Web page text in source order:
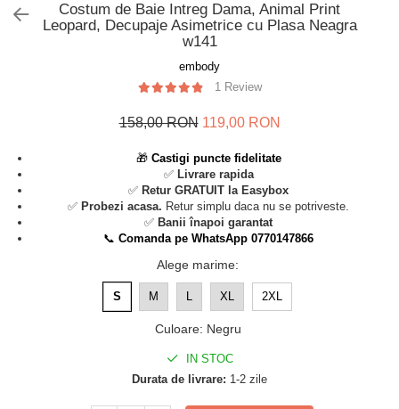
Costum de Baie Intreg Dama, Animal Print
Leopard, Decupaje Asimetrice cu Plasa Neagra
w141
embody
1 Review
158,00 RON 119,00 RON
🎁 Castigi puncte fidelitate
✅ Livrare rapida
✅ Retur GRATUIT la Easybox
✅ Probezi acasa. Retur simplu daca nu se potriveste.
✅ Banii înapoi garantat
📞 Comanda pe WhatsApp 0770147866
Alege marime:
S M L XL 2XL
Culoare: Negru
IN STOC
Durata de livrare: 1-2 zile